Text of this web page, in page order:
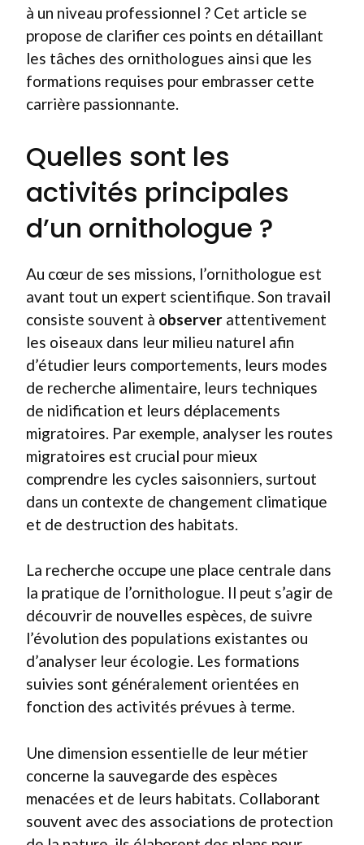
à un niveau professionnel ? Cet article se
propose de clarifier ces points en détaillant
les tâches des ornithologues ainsi que les
formations requises pour embrasser cette
carrière passionnante.
Quelles sont les
activités principales
d’un ornithologue ?
Au cœur de ses missions, l’ornithologue est
avant tout un expert scientifique. Son travail
consiste souvent à observer attentivement
les oiseaux dans leur milieu naturel afin
d’étudier leurs comportements, leurs modes
de recherche alimentaire, leurs techniques
de nidification et leurs déplacements
migratoires. Par exemple, analyser les routes
migratoires est crucial pour mieux
comprendre les cycles saisonniers, surtout
dans un contexte de changement climatique
et de destruction des habitats.
La recherche occupe une place centrale dans
la pratique de l’ornithologue. Il peut s’agir de
découvrir de nouvelles espèces, de suivre
l’évolution des populations existantes ou
d’analyser leur écologie. Les formations
suivies sont généralement orientées en
fonction des activités prévues à terme.
Une dimension essentielle de leur métier
concerne la sauvegarde des espèces
menacées et de leurs habitats. Collaborant
souvent avec des associations de protection